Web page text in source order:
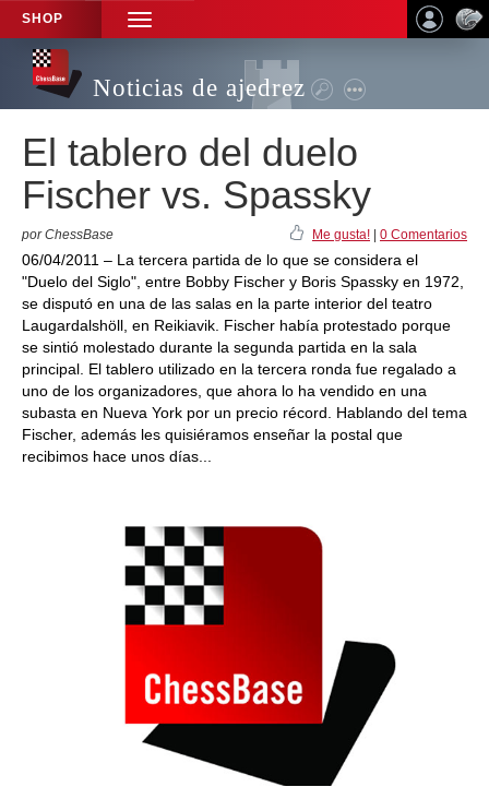
SHOP
TOGGLE
NAVIGATION
Noticias de ajedrez
El tablero del duelo
Fischer vs. Spassky
por ChessBase Me gusta! 0 Comentarios
06/04/2011 – La tercera partida de lo que se considera el
"Duelo del Siglo", entre Bobby Fischer y Boris Spassky en 1972,
se disputó en una de las salas en la parte interior del teatro
Laugardalshöll, en Reikiavik. Fischer había protestado porque
se sintió molestado durante la segunda partida en la sala
principal. El tablero utilizado en la tercera ronda fue regalado a
uno de los organizadores, que ahora lo ha vendido en una
subasta en Nueva York por un precio récord. Hablando del tema
Fischer, además les quisiéramos enseñar la postal que
recibimos hace unos días...